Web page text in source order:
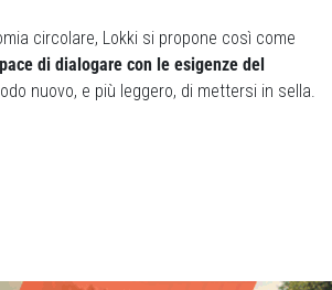
circolare, Lokki si propone così come
di dialogare con le esigenze del
nuovo, e più leggero, di mettersi in sella.